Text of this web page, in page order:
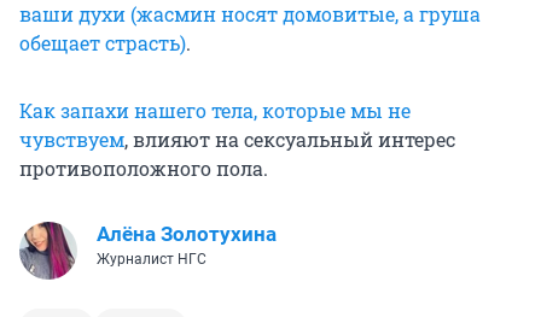
ваши духи (жасмин носят домовитые, а груша
обещает страсть).
Как запахи нашего тела, которые мы не
чувствуем, влияют на сексуальный интерес
противоположного пола.
Алёна Золотухина
Журналист НГС